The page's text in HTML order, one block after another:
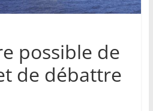
possible de
de débattre